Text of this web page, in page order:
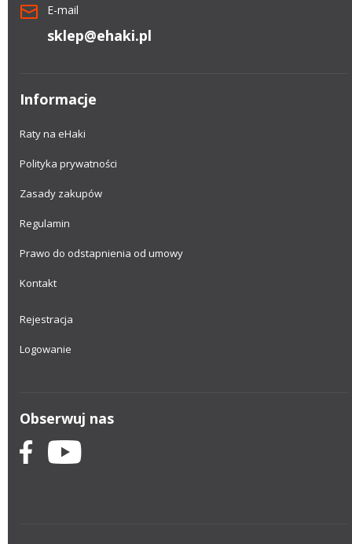
E-mail
sklep@ehaki.pl
Informacje
Raty na eHaki
Polityka prywatności
Zasady zakupów
Regulamin
Prawo do odstapnienia od umowy
Kontakt
Rejestracja
Logowanie
Obserwuj nas